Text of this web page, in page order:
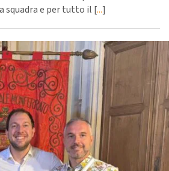
squadra e per tutto il [...]